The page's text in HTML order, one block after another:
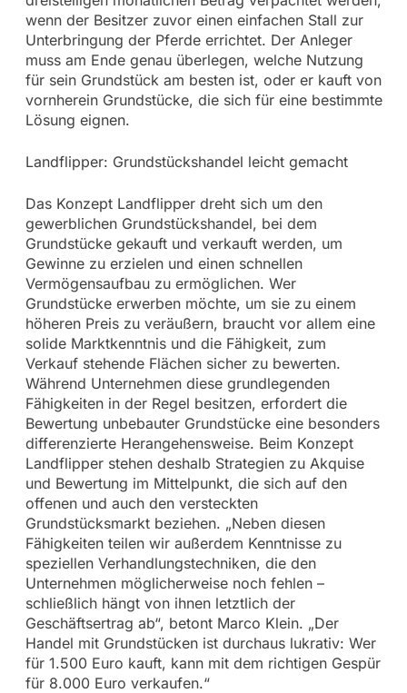
wenn der Besitzer zuvor einen einfachen Stall zur
Unterbringung der Pferde errichtet. Der Anleger
muss am Ende genau überlegen, welche Nutzung
für sein Grundstück am besten ist, oder er kauft von
vornherein Grundstücke, die sich für eine bestimmte
Lösung eignen.
Landflipper: Grundstückshandel leicht gemacht
Das Konzept Landflipper dreht sich um den
gewerblichen Grundstückshandel, bei dem
Grundstücke gekauft und verkauft werden, um
Gewinne zu erzielen und einen schnellen
Vermögensaufbau zu ermöglichen. Wer
Grundstücke erwerben möchte, um sie zu einem
höheren Preis zu veräußern, braucht vor allem eine
solide Marktkenntnis und die Fähigkeit, zum
Verkauf stehende Flächen sicher zu bewerten.
Während Unternehmen diese grundlegenden
Fähigkeiten in der Regel besitzen, erfordert die
Bewertung unbebauter Grundstücke eine besonders
differenzierte Herangehensweise. Beim Konzept
Landflipper stehen deshalb Strategien zu Akquise
und Bewertung im Mittelpunkt, die sich auf den
offenen und auch den versteckten
Grundstücksmarkt beziehen. „Neben diesen
Fähigkeiten teilen wir außerdem Kenntnisse zu
speziellen Verhandlungstechniken, die den
Unternehmen möglicherweise noch fehlen –
schließlich hängt von ihnen letztlich der
Geschäftsertrag ab“, betont Marco Klein. „Der
Handel mit Grundstücken ist durchaus lukrativ: Wer
für 1.500 Euro kauft, kann mit dem richtigen Gespür
für 8.000 Euro verkaufen.“